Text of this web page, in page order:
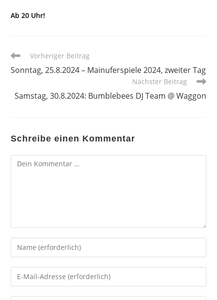
Ab 20 Uhr!
Weitere
ansehen
Vorheriger Beitrag
Sonntag, 25.8.2024 – Mainuferspiele 2024, zweiter Tag
Nächster Beitrag
Samstag, 30.8.2024: Bumblebees DJ Team @ Waggon
Schreibe einen Kommentar
Kommentar
Gib
deinen
Namen
oder
Gib
deine
E-